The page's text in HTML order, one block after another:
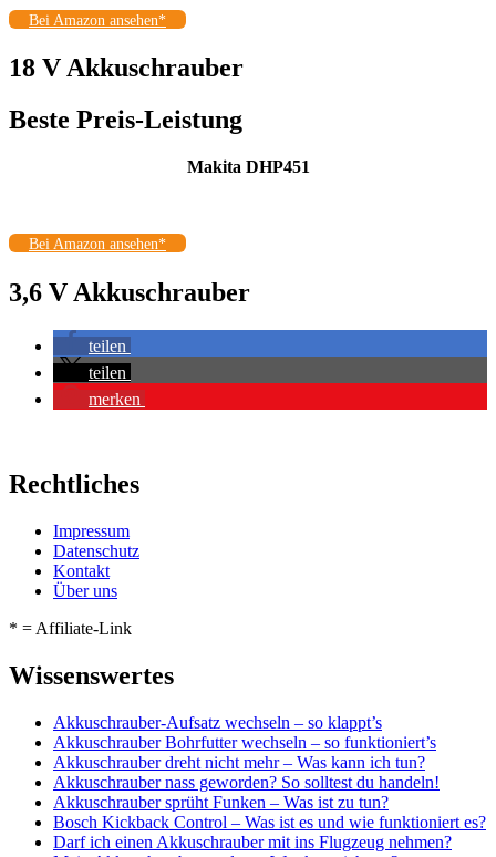
Bei Amazon ansehen*
18 V Akkuschrauber
Beste Preis-Leistung
Makita DHP451
Bei Amazon ansehen*
3,6 V Akkuschrauber
teilen
teilen
merken
Rechtliches
Impressum
Datenschutz
Kontakt
Über uns
* = Affiliate-Link
Wissenswertes
Akkuschrauber-Aufsatz wechseln – so klappt’s
Akkuschrauber Bohrfutter wechseln – so funktioniert’s
Akkuschrauber dreht nicht mehr – Was kann ich tun?
Akkuschrauber nass geworden? So solltest du handeln!
Akkuschrauber sprüht Funken – Was ist zu tun?
Bosch Kickback Control – Was ist es und wie funktioniert es?
Darf ich einen Akkuschrauber mit ins Flugzeug nehmen?